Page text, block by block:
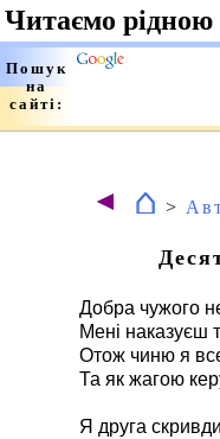
◄ ⌂ >
Добра чужого
Мені наказуєш
Отож чиню я
Та як жагою
Я друга